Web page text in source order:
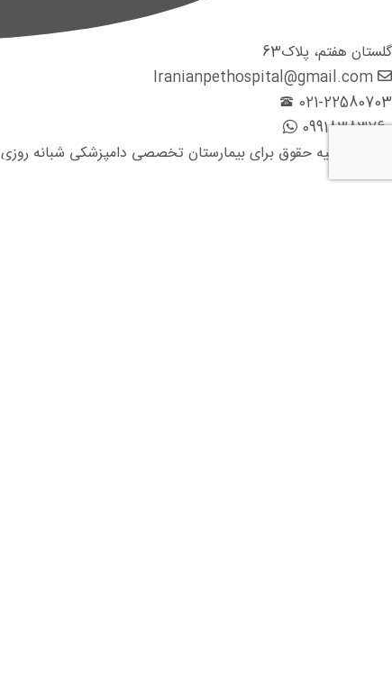
گلستان هفتم، پلاک63
Iranianpethospital@gmail.com
021-22580703
09918383760